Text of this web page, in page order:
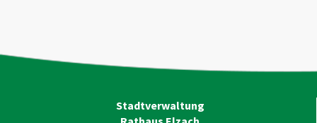
Stadtverwaltung